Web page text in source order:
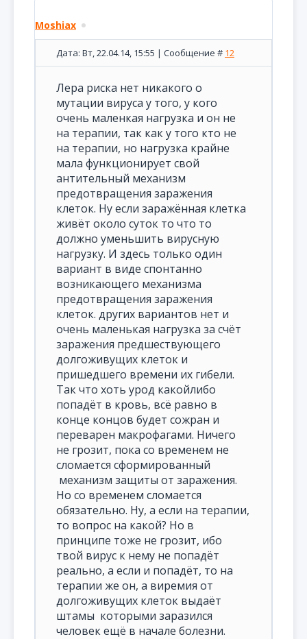
Moshiax
Дата: Вт, 22.04.14, 15:55 | Сообщение # 12
Лера риска нет никакого о
мутации вируса у того, у кого
очень маленкая нагрузка и он не
на терапии, так как у того кто не
на терапии, но нагрузка крайне
мала функционирует свой
антительный механизм
предотвращения заражения
клеток. Ну если заражённая клетка
живёт около суток то что то
должно уменьшить вирусную
нагрузку. И здесь только один
вариант в виде спонтанно
возникающего механизма
предотвращения заражения
клеток. других вариантов нет и
очень маленькая нагрузка за счёт
заражения предшествующего
долгоживущих клеток и
пришедшего времени их гибели.
Так что хоть урод какойлибо
попадёт в кровь, всё равно в
конце концов будет сожран и
переварен макрофагами. Ничего
не грозит, пока со временем не
сломается сформированный
механизм защиты от заражения.
Но со временем сломается
обязательно. Ну, а если на терапии,
то вопрос на какой? Но в
принципе тоже не грозит, ибо
твой вирус к нему не попадёт
реально, а если и попадёт, то на
терапии же он, а виремия от
долгоживущих клеток выдаёт
штамы которыми заразился
человек ещё в начале болезни.